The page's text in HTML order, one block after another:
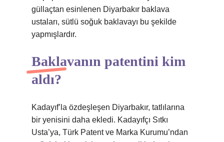
güllaçtan esinlenen Diyarbakır baklava
ustaları, sütlü soğuk baklavayı bu şekilde
yapmışlardır.
Baklavanın patentini kim
aldı?
Kadayıf’la özdeşleşen Diyarbakır, tatlılarına
bir yenisini daha ekledi. Kadayıfçı Sıtkı
Usta’ya, Türk Patent ve Marka Kurumu’ndan